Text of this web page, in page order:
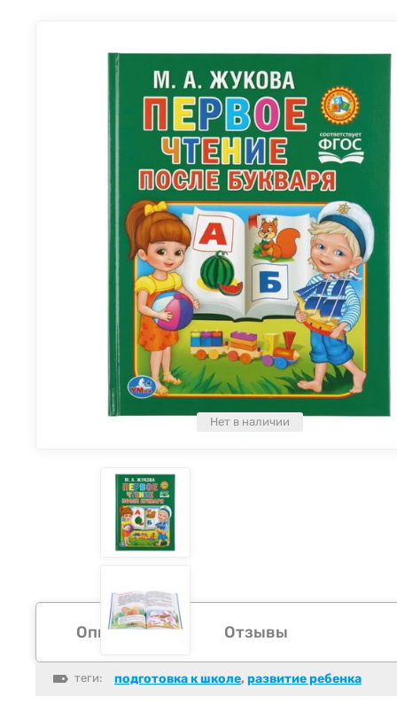
Нет в наличии
Описание Отзывы
теги: подготовка к школе, развитие ребенка